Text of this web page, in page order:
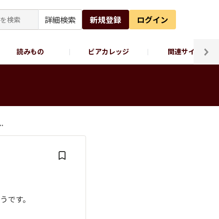
詳細検索 新規登録 ログイン
読みもの ビアカレッジ 関連サイト
です。